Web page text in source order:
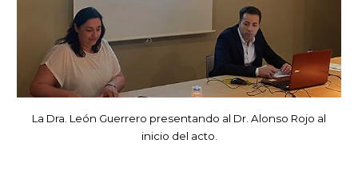
La Dra. León Guerrero presentando al Dr. Alonso Rojo al
inicio del acto.